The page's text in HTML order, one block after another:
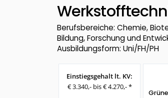
Berufsbereiche: Chemie,
Bildung, Forschung und
Ausbildungsform: Uni/FH/PH
Einstiegsgehalt lt. KV:
€ 3.340,- bis € 4.270,- *